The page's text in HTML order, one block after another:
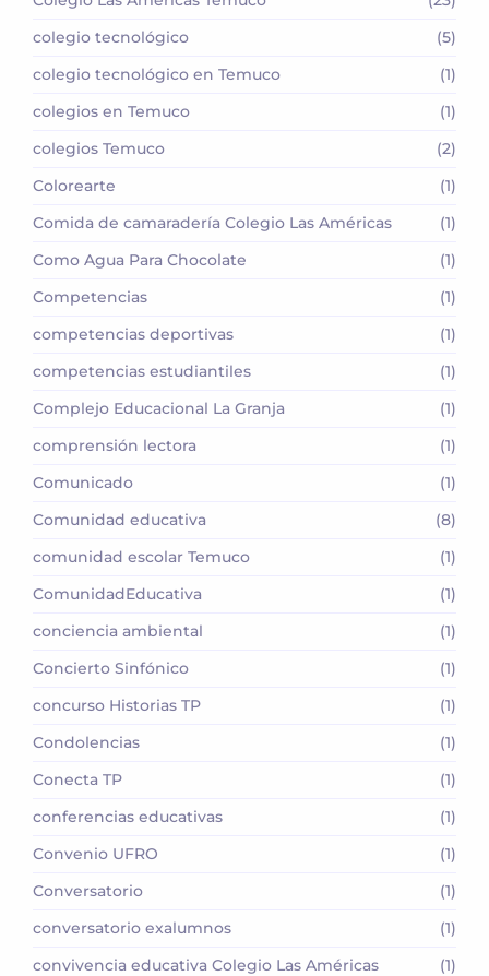
colegio tecnológico
(5)
colegio tecnológico en Temuco
(1)
colegios en Temuco
(1)
colegios Temuco
(2)
Colorearte
(1)
Comida de camaradería Colegio Las Américas
(1)
Como Agua Para Chocolate
(1)
Competencias
(1)
competencias deportivas
(1)
competencias estudiantiles
(1)
Complejo Educacional La Granja
(1)
comprensión lectora
(1)
Comunicado
(1)
Comunidad educativa
(8)
comunidad escolar Temuco
(1)
ComunidadEducativa
(1)
conciencia ambiental
(1)
Concierto Sinfónico
(1)
concurso Historias TP
(1)
Condolencias
(1)
Conecta TP
(1)
conferencias educativas
(1)
Convenio UFRO
(1)
Conversatorio
(1)
conversatorio exalumnos
(1)
convivencia educativa Colegio Las Américas
(1)